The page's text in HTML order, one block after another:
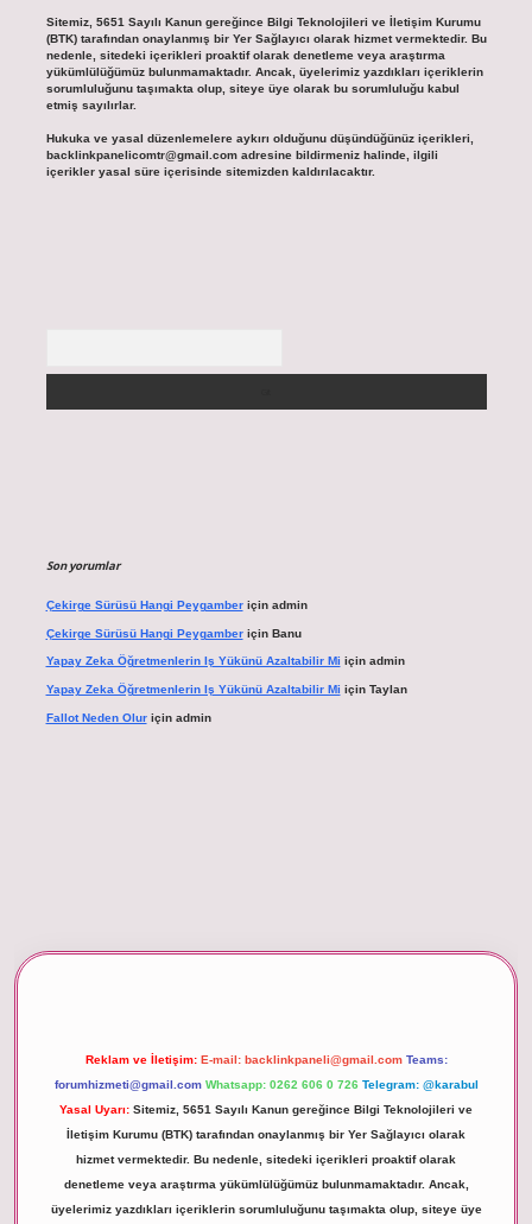
Sitemiz, 5651 Sayılı Kanun gereğince Bilgi Teknolojileri ve İletişim Kurumu
(BTK) tarafından onaylanmış bir Yer Sağlayıcı olarak hizmet vermektedir. Bu
nedenle, sitedeki içerikleri proaktif olarak denetleme veya araştırma
yükümlülüğümüz bulunmamaktadır. Ancak, üyelerimiz yazdıkları içeriklerin
sorumluluğunu taşımakta olup, siteye üye olarak bu sorumluluğu kabul
etmiş sayılırlar.
Hukuka ve yasal düzenlemelere aykırı olduğunu düşündüğünüz içerikleri,
backlinkpanelicomtr@gmail.comadresine bildirmeniz halinde, ilgili
içerikler yasal süre içerisinde sitemizden kaldırılacaktır.
Son yorumlar
Çekirge Sürüsü Hangi Peygamberiçin admin
Çekirge Sürüsü Hangi Peygamberiçin Banu
Yapay Zeka Öğretmenlerin Iş Yükünü Azaltabilir Mi için admin
Yapay Zeka Öğretmenlerin Iş Yükünü Azaltabilir Mi için Taylan
Fallot Neden Oluriçin admin
Reklam ve İletişim: E-mail: backlinkpaneli@gmail.com Teams:
forumhizmeti@gmail.com Whatsapp: 0262 606 0 726 Telegram: @karabul
Yasal Uyarı: Sitemiz, 5651 Sayılı Kanun gereğince Bilgi Teknolojileri ve
İletişim Kurumu (BTK) tarafından onaylanmış bir Yer Sağlayıcı olarak
hizmet vermektedir. Bu nedenle, sitedeki içerikleri proaktif olarak
denetleme veya araştırma yükümlülüğümüz bulunmamaktadır. Ancak,
üyelerimiz yazdıkları içeriklerin sorumluluğunu taşımakta olup, siteye üye